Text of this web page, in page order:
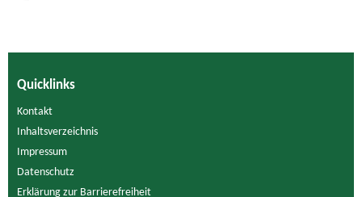
Quicklinks
Kontakt
Inhaltsverzeichnis
Impressum
Datenschutz
Erklärung zur Barrierefreiheit